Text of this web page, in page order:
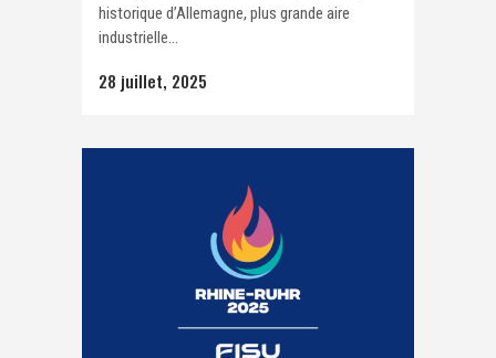
historique d’Allemagne, plus grande aire
industrielle...
28 juillet, 2025